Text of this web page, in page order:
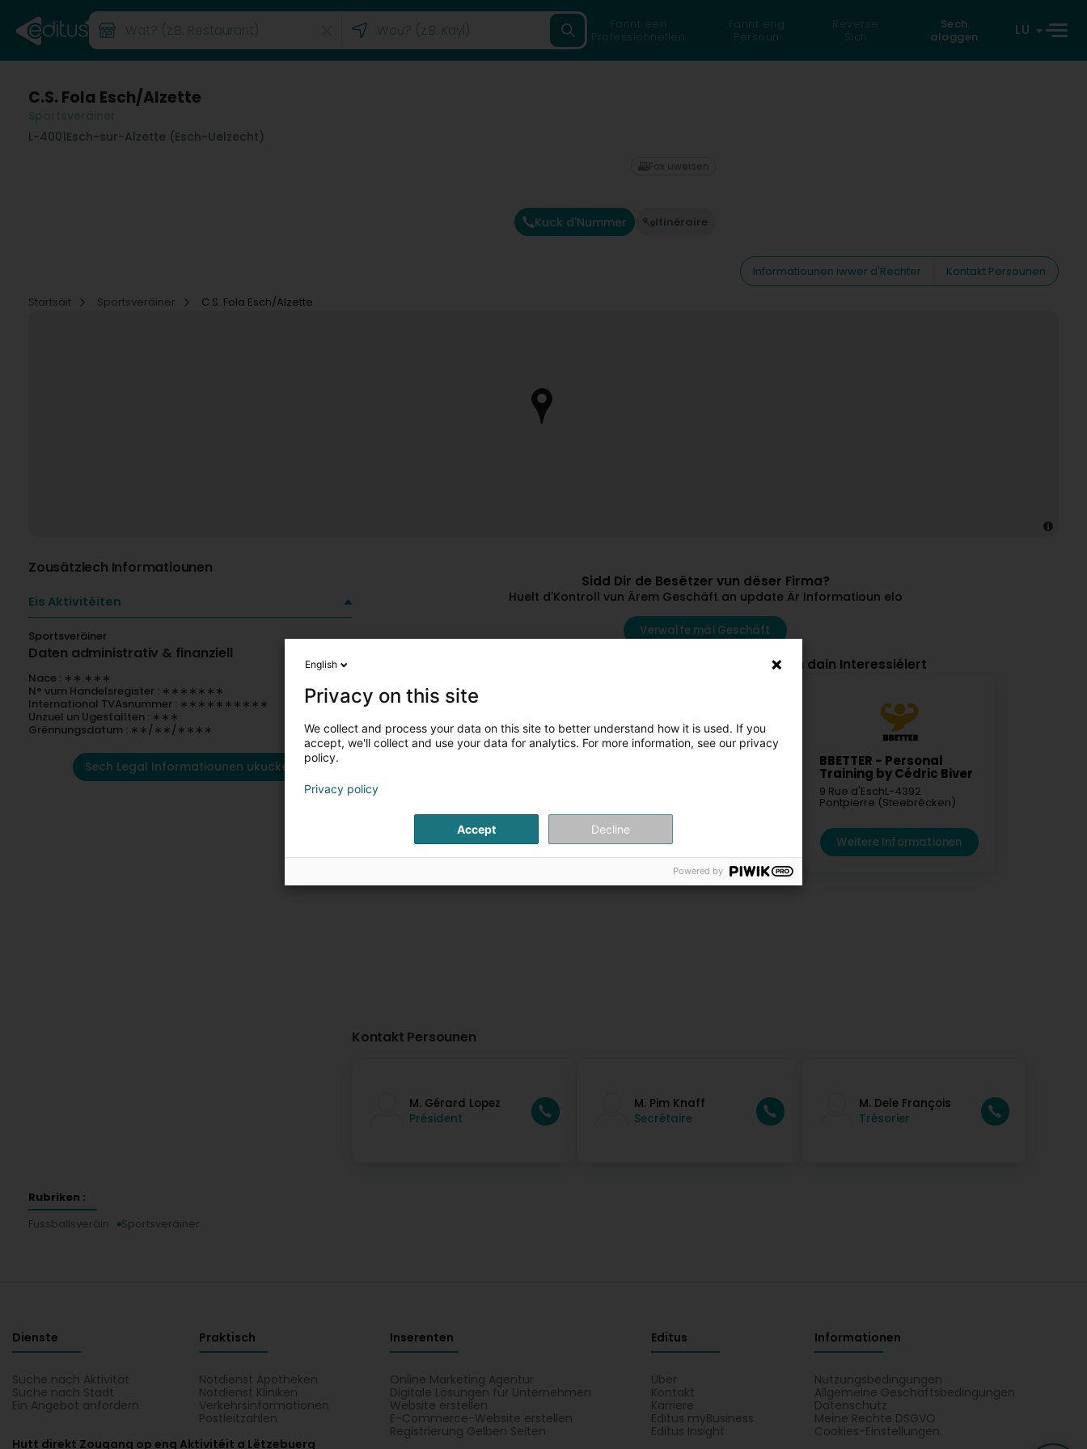
Fannt een
Professionnellen
Fannt eng
Persoun
Reverse
Sich
Sech
aloggen
LU
C.S. Fola Esch/Alzette
L-4001Esch-sur-Alzette (Esch-Uelzecht)
Kuck d'Nummer Itinéraire
Fax uweisen
Informatiounen iwwer d'Rechter
Kontakt Persounen
Startsäit
Sportsveräiner C.S. Fola Esch/Alzette
Zousätzlech Informatiounen
Eis Aktivitéiten
Sportsveräiner
Daten administrativ & finanziell
Nace : ∗∗.∗∗∗
N° vum Handelsregister : ∗∗∗∗∗∗∗
International TVAsnummer : ∗∗∗∗∗∗∗∗∗∗
Unzuel un Ugestallten : ∗∗∗
Grënnungsdatum : ∗∗/∗∗/∗∗∗∗
Sech Legal Informatiounen ukucken
Sidd Dir de Besëtzer vun dëser Firma?
Huelt d'Kontroll vun Ärem Geschäft an update Är Informatioun elo
Verwalte mäi Geschäft
Andere Professiounelle mat dëse Sujet hunn och dain Interessiéiert
Uelzecht)
Weitere Informationen
Weitere Informationen
BBETTER - Personal
Training by Cédric Biver
9 Rue d'EschL-4392
Pontpierre (Steebrécken)
Weitere Informationen
Kontakt Persounen
M. Gérard Lopez
Président
M. Pim Knaff
Secrétaire
M. Dele François
Trésorier
Rubriken :
Fussballsveräin
Sportsveräiner
Dienste
Suche nach Aktivität
Suche nach Stadt
Ein Angebot anfordern
Praktisch
Notdienst Apotheken
Notdienst Kliniken
Verkehrsinformationen
Postleitzahlen
Inserenten
Online Marketing Agentur
Digitale Lösungen für Unternehmen
Website erstellen
E-Commerce-Website erstellen
Registrierung Gelben Seiten
Editus
Über
Kontakt
Karriere
Editus myBusiness
Editus Insight
Informationen
Nutzungsbedingungen
Allgemeine Geschäftsbedingungen
Datenschutz
Meine Rechte DSGVO
Cookies-Einstellungen
Hutt direkt Zougang op eng Aktivitéit a Lëtzebuerg
English
Privacy on this site
We collect and process your data on this site to better understand how it is used. If you
accept, we'll collect and use your data for analytics. For more information, see our privacy
policy.
Privacy policy
Accept Decline
Powered by